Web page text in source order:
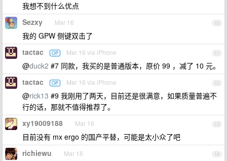
我想不到什么优点
10
Sezxy Mar 16
我的 GPW 侧键双击了
11
tactac OP Mar 16 via iPhone
@duck2 #7 同款，我买的是普通版本，原价 99 ，减了 10 元。
12
tactac OP Mar 16 via iPhone
@rick13 #9 我刚用了两天，目前还是很满意，如果质量普遍不
行的话，那就不值得推荐了。
13
xy19009188 Mar 16
目前没有 mx ergo 的国产平替，可能是太小众了吧
14
richiewu Mar 16